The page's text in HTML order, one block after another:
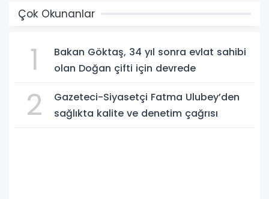
Çok Okunanlar
1
Bakan Göktaş, 34 yıl sonra evlat sahibi
olan Doğan çifti için devrede
2
Gazeteci-Siyasetçi Fatma Ulubey’den
sağlıkta kalite ve denetim çağrısı